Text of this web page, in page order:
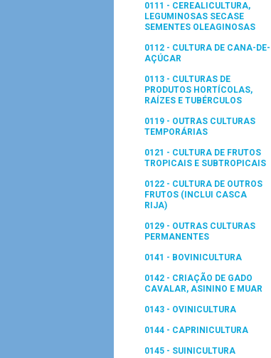
0111 - CEREALICULTURA,
LEGUMINOSAS SECASE
SEMENTES OLEAGINOSAS
0112 - CULTURA DE CANA-DE-
AÇÚCAR
0113 - CULTURAS DE
PRODUTOS HORTÍCOLAS,
RAÍZES E TUBÉRCULOS
0119 - OUTRAS CULTURAS
TEMPORÁRIAS
0121 - CULTURA DE FRUTOS
TROPICAIS E SUBTROPICAIS
0122 - CULTURA DE OUTROS
FRUTOS (INCLUI CASCA
RIJA)
0129 - OUTRAS CULTURAS
PERMANENTES
0141 - BOVINICULTURA
0142 - CRIAÇÃO DE GADO
CAVALAR, ASININO E MUAR
0143 - OVINICULTURA
0144 - CAPRINICULTURA
0145 - SUINICULTURA